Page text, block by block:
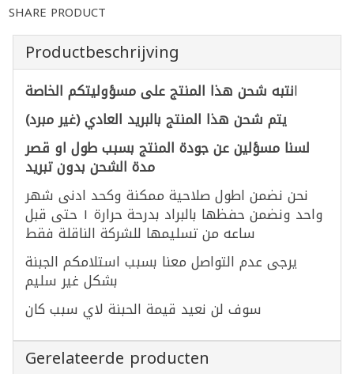
SHARE PRODUCT
Productbeschrijving
ا
لسنا مسؤلين عن جودة المنتج بسبب طول او قصر
مدة الشحن بدون تبريد
نحن نضمن اطول صلاحية ممكنة وكحد ادنى شهر
واحد ونضمن حفظها بالبراد بدرحة حرارة ١ حتى قبل
ساعه من تسليمها للشركة الناقلة فقط
يرجى عدم التواصل معنا بسبب استلامكم الجبنة
بشكل غير سليم
سوف لن نعيد قيمة الحبنة لاي سببكان
Gerelateerde producten